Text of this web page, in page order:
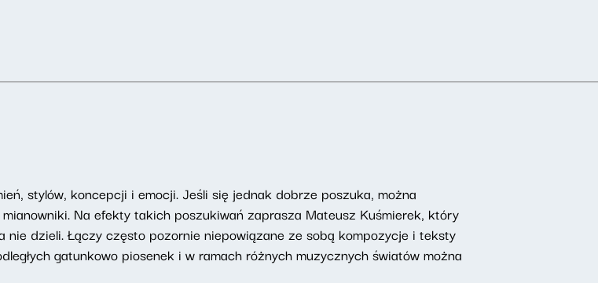
stylów, koncepcji i emocji. Jeśli się jednak dobrze poszuka, można
Na efekty takich poszukiwań zaprasza Mateusz Kuśmierek, który
nie dzieli. Łączy często pozornie niepowiązane ze sobą kompozycje i teksty
gatunkowo piosenek i w ramach różnych muzycznych światów można